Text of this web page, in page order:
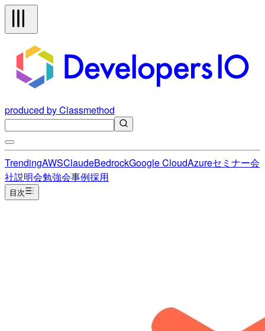
produced by Classmethod
TrendingAWSClaudeBedrockGoogle CloudAzureセミナー会
社説明会勉強会事例採用
目次